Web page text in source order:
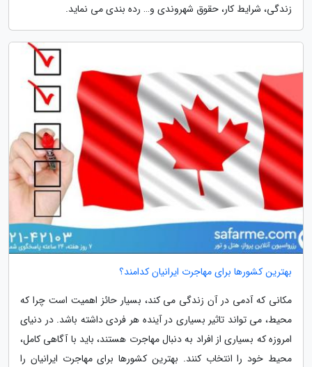
زندگی، شرایط کار، حقوق شهروندی و… رده بندی می نماید.
بهترین کشورها برای مهاجرت ایرانیان کدامند؟
مکانی که آدمی در آن زندگی می کند، بسیار حائز اهمیت است چرا که
محیط، می تواند تاثیر بسیاری در آینده هر فردی داشته باشد. در دنیای
امروزه که بسیاری از افراد به دنبال مهاجرت هستند، باید با آگاهی کامل،
محیط خود را انتخاب کنند. بهترین کشورها برای مهاجرت ایرانیان را